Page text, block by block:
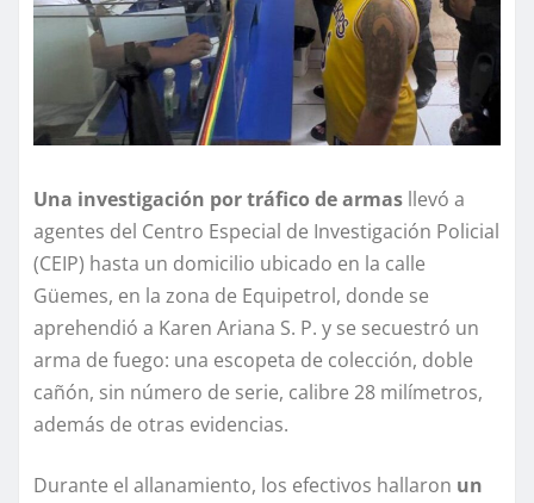
Una investigación por tráfico de armas llevó a
agentes del Centro Especial de Investigación Policial
(CEIP) hasta un domicilio ubicado en la calle
Güemes, en la zona de Equipetrol, donde se
aprehendió a Karen Ariana S. P. y se secuestró un
arma de fuego: una escopeta de colección, doble
cañón, sin número de serie, calibre 28 milímetros,
además de otras evidencias.
Durante el allanamiento, los efectivos hallaron un